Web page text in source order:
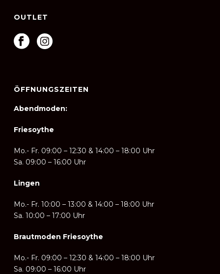
OUTLET
ÖFFNUNGSZEITEN
Abendmoden:
Friesoythe
Mo.- Fr. 09:00 – 12:30 & 14:00 – 18:00 Uhr
Sa. 09:00 – 16:00 Uhr
Lingen
Mo.- Fr. 10:00 – 13:00 & 14:00– 18:00 Uhr
Sa. 10:00 – 17:00 Uhr
Brautmoden Friesoythe
Mo.- Fr. 09:00 – 12:30 & 14:00– 18:00 Uhr
Sa. 09:00 – 16:00 Uhr